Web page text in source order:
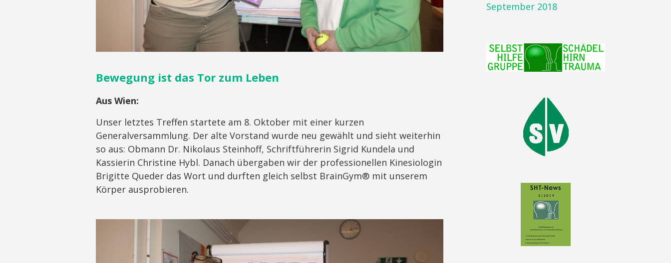
Bewegung ist das Tor zum Leben
Aus Wien:
Unser letztes Treffen startete am 8. Oktober mit einer kurzen
Generalversammlung. Der alte Vorstand wurde neu gewählt und sieht weiterhin
so aus: Obmann Dr. Nikolaus Steinhoff, Schriftführerin Sigrid Kundela und
Kassierin Christine Hybl. Danach übergaben wir der professionellen Kinesiologin
Brigitte Queder das Wort und durften gleich selbst BrainGym® mit unserem
Körper ausprobieren.
September 2018